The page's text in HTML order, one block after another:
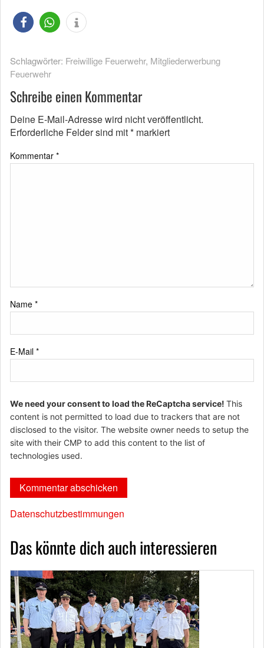
Schlagwörter: Freiwillige Feuerwehr, Mitgliederwerbung
Feuerwehr
Schreibe einen Kommentar
Deine E-Mail-Adresse wird nicht veröffentlicht.
Erforderliche Felder sind mit* markiert
Kommentar *
Name *
E-Mail *
We need your consent to load the ReCaptcha service! This
content is not permitted to load due to trackers that are not
disclosed to the visitor. The website owner needs to setup the
site with their CMP to add this content to the list of
technologies used.
Datenschutzbestimmungen
Das könnte dich auch interessieren